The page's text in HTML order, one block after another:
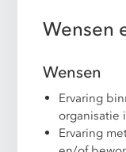
Wensen
Wensen
Ervaring
organisatie
Ervaring